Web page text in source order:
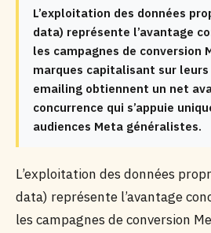
L’exploitation des données
data) représente l’avantage
les campagnes de conversion
marques capitalisant sur leurs
emailing obtiennent un net
concurrence qui s’appuie
audiences Meta généralistes.
L’exploitation des données
data) représente l’avantage
les campagnes de conversion